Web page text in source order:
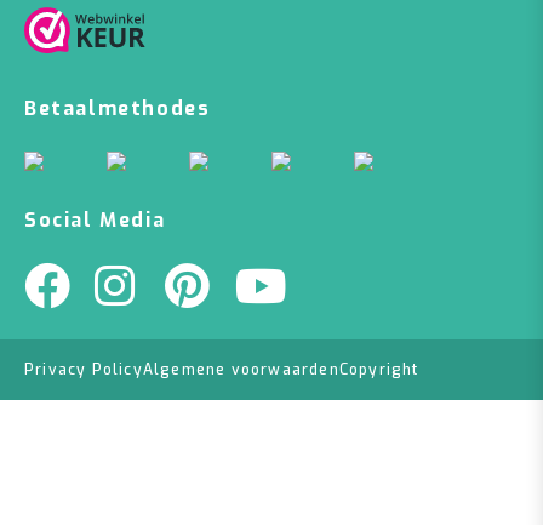
Betaalmethodes
Social Media
Privacy PolicyAlgemene voorwaardenCopyright